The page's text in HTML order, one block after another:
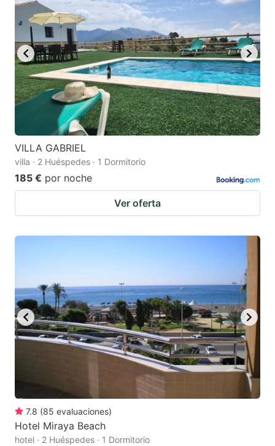
VILLA GABRIEL
villa · 2 Huéspedes · 1 Dormitorio
185 € por noche
Ver oferta
7.8 (85 evaluaciones)
Hotel Miraya Beach
hotel · 2 Huéspedes · 1 Dormitorio